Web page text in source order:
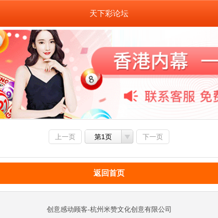
天下彩论坛
上一页 第1页 下一页
返回首页
创意感动顾客-杭州米赞文化创意有限公司